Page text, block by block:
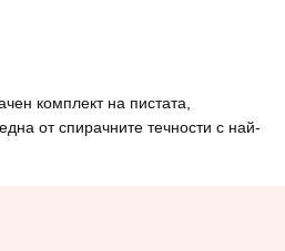
комплект на пистата,
от спирачните течности с най-